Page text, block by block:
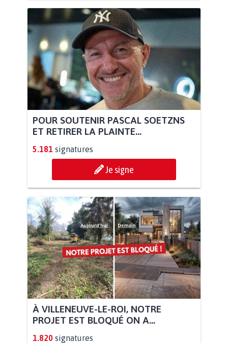
POUR SOUTENIR PASCAL SOETZNS
ET RETIRER LA PLAINTE...
5.181 signatures
Je signe
À VILLENEUVE-LE-ROI, NOTRE
PROJET EST BLOQUÉ ON A...
1.820 signatures